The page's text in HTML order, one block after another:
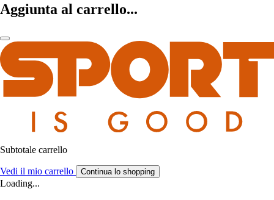
Aggiunta al carrello...
Subtotale carrello
Vedi il mio carrello Continua lo shopping
Loading...